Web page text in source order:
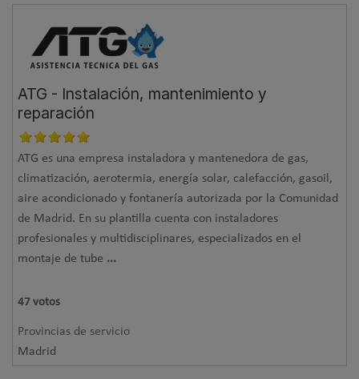
ATG - Instalación, mantenimiento y
reparación
ATG es una empresa instaladora y mantenedora de gas,
climatización, aerotermia, energía solar, calefacción, gasoil,
aire acondicionado y fontanería autorizada por la Comunidad
de Madrid. En su plantilla cuenta con instaladores
profesionales y multidisciplinares, especializados en el
montaje de tube ...
47 votos
Provincias de servicio
Madrid